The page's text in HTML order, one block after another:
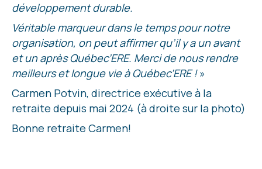
développement durable.
Véritable marqueur dans le temps pour notre
organisation, on peut affirmer qu’il y a un avant
et un après Québec’ERE. Merci de nous rendre
meilleurs et longue vie à Québec’ERE !»
Carmen Potvin, directrice exécutive à la
retraite depuis mai 2024 (à droite sur la photo)
Bonne retraite Carmen!